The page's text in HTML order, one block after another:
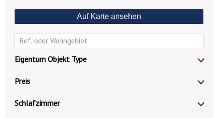
Auf Karte ansehen
Eigentum Objekt Type
Preis
Schlafzimmer